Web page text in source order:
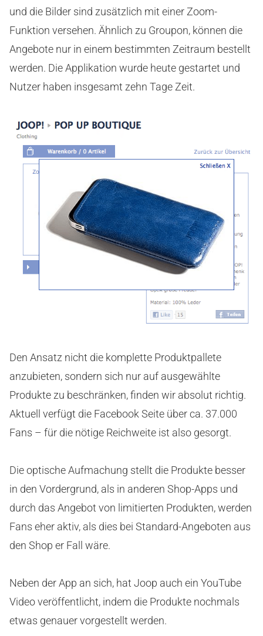
und die Bilder sind zusätzlich mit einer Zoom-
Funktion versehen. Ähnlich zu Groupon, können die
Angebote nur in einem bestimmten Zeitraum bestellt
werden. Die Applikation wurde heute gestartet und
Nutzer haben insgesamt zehn Tage Zeit.
Den Ansatz nicht die komplette Produktpallete
anzubieten, sondern sich nur auf ausgewählte
Produkte zu beschränken, finden wir absolut richtig.
Aktuell verfügt die Facebook Seite über ca. 37.000
Fans – für die nötige Reichweite ist also gesorgt.
Die optische Aufmachung stellt die Produkte besser
in den Vordergrund, als in anderen Shop-Apps und
durch das Angebot von limitierten Produkten, werden
Fans eher aktiv, als dies bei Standard-Angeboten aus
den Shop er Fall wäre.
Neben der App an sich, hat Joop auch ein YouTube
Video veröffentlicht, indem die Produkte nochmals
etwas genauer vorgestellt werden.